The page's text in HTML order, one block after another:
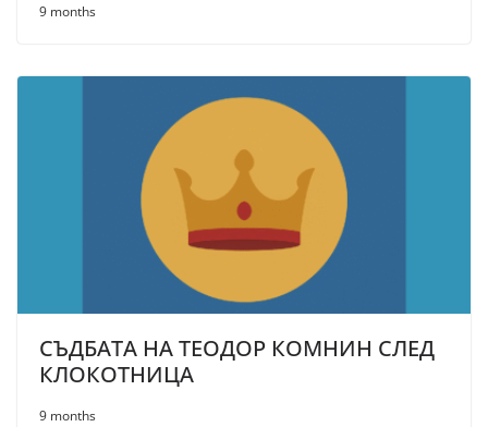
9 months
СЪДБАТА НА ТЕОДОР КОМНИН СЛЕД
КЛОКОТНИЦА
9 months